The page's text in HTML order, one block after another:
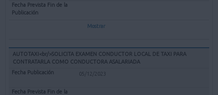
Mostrar
AUTOTAXI<br/>SOLICITA EXAMEN CONDUCTOR LOCAL DE TAXI PARA
CONTRATARLA COMO CONDUCTORA ASALARIADA
05/12/2023